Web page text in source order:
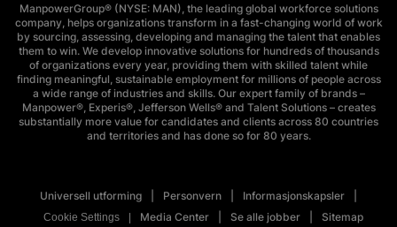
ManpowerGroup® (NYSE: MAN), the leading global workforce solutions
company, helps organizations transform in a fast-changing world of work
by sourcing, assessing, developing and managing the talent that enables
them to win. We develop innovative solutions for hundreds of thousands
of organizations every year, providing them with skilled talent while
finding meaningful, sustainable employment for millions of people across
a wide range of industries and skills. Our expert family of brands –
Manpower®, Experis®, Jefferson Wells® and Talent Solutions – creates
substantially more value for candidates and clients across 80 countries
and territories and has done so for 80 years.
Universell utforming Personvern Informasjonskapsler
Cookie Settings Media Center Se alle jobber Sitemap